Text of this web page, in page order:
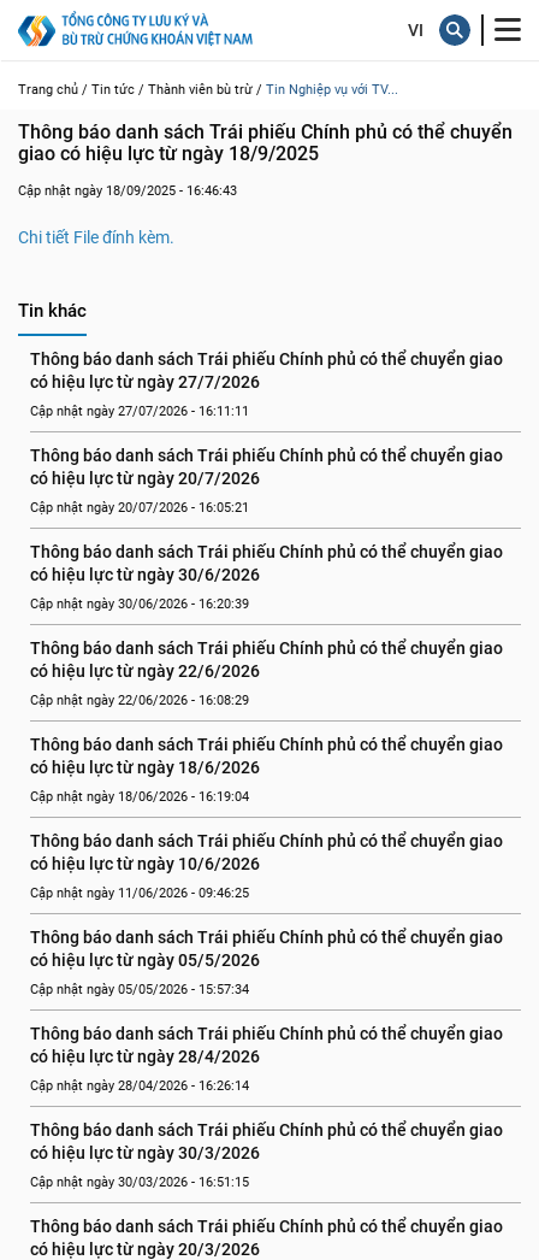
Trang chủ / Tin tức / Thành viên bù trừ / Tin Nghiệp vụ với TV...
Thông báo danh sách Trái phiếu Chính phủ có thể chuyển
giao có hiệu lực từ ngày 18/9/2025
Cập nhật ngày 18/09/2025 - 16:46:43
Chi tiết File đính kèm.
Tin khác
Thông báo danh sách Trái phiếu Chính phủ có thể chuyển giao
có hiệu lực từ ngày 27/7/2026
Cập nhật ngày 27/07/2026 - 16:11:11
Thông báo danh sách Trái phiếu Chính phủ có thể chuyển giao
có hiệu lực từ ngày 20/7/2026
Cập nhật ngày 20/07/2026 - 16:05:21
Thông báo danh sách Trái phiếu Chính phủ có thể chuyển giao
có hiệu lực từ ngày 30/6/2026
Cập nhật ngày 30/06/2026 - 16:20:39
Thông báo danh sách Trái phiếu Chính phủ có thể chuyển giao
có hiệu lực từ ngày 22/6/2026
Cập nhật ngày 22/06/2026 - 16:08:29
Thông báo danh sách Trái phiếu Chính phủ có thể chuyển giao
có hiệu lực từ ngày 18/6/2026
Cập nhật ngày 18/06/2026 - 16:19:04
Thông báo danh sách Trái phiếu Chính phủ có thể chuyển giao
có hiệu lực từ ngày 10/6/2026
Cập nhật ngày 11/06/2026 - 09:46:25
Thông báo danh sách Trái phiếu Chính phủ có thể chuyển giao
có hiệu lực từ ngày 05/5/2026
Cập nhật ngày 05/05/2026 - 15:57:34
Thông báo danh sách Trái phiếu Chính phủ có thể chuyển giao
có hiệu lực từ ngày 28/4/2026
Cập nhật ngày 28/04/2026 - 16:26:14
Thông báo danh sách Trái phiếu Chính phủ có thể chuyển giao
có hiệu lực từ ngày 30/3/2026
Cập nhật ngày 30/03/2026 - 16:51:15
Thông báo danh sách Trái phiếu Chính phủ có thể chuyển giao
có hiệu lực từ ngày 20/3/2026